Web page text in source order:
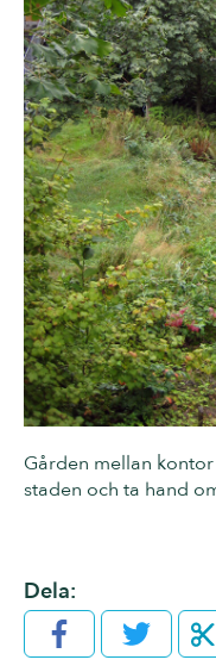
Gården mellan
staden och ta hand
Dela:
FacebookTwitter